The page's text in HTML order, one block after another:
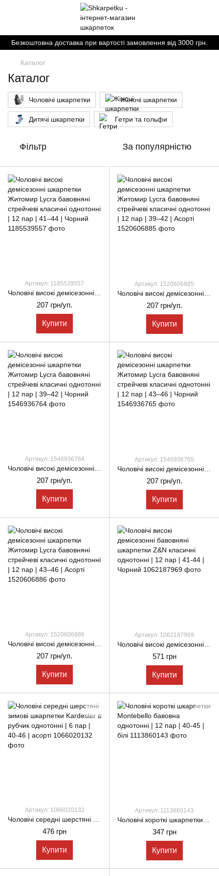
Безкоштовна доставка при вартості замовлення від 3000 грн.
Каталог
Каталог
Чоловічі шкарпетки Жіночі шкарпетки
Дитячі шкарпетки Гетри та гольфи
Фільтр За популярністю
Артикул: 1185539557
207 грн/уп.
Купити
Артикул: 1520606885
207 грн/уп.
Купити
Артикул: 1546936764
207 грн/уп.
Купити
Артикул: 1546936765
207 грн/уп.
Купити
Артикул: 1520606886
207 грн/уп.
Купити
Артикул: 1062187969
571 грн
Купити
Артикул: 1066020132
476 грн
Купити
Артикул: 1113860143
347 грн
Купити